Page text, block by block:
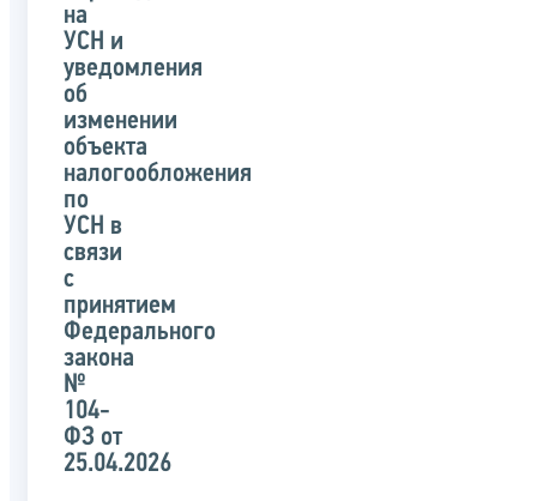
на
УСН и
уведомления
об
изменении
объекта
налогообложения
по
УСН в
связи
с
принятием
Федерального
закона
№
104-
ФЗ от
25.04.2026